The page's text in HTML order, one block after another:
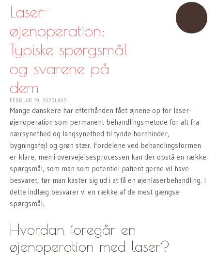
CONTENT
Laser-
øjenoperation:
Typiske spørgsmål
og svarene på
dem
FEBRUAR 19, 2020LARS
Mange danskere har efterhånden fået øjnene op for laser-
øjenoperation som permanent behandlingsmetode for alt fra
nærsynethed og langsynethed til tynde hornhinder,
bygningsfejl og grøn stær. Fordelene ved behandlingsformen
er klare, men i overvejelsesprocessen kan der opstå en række
spørgsmål, som man som potentiel patient gerne vil have
besvaret, før man kaster sig ud i at få en øjenlaserbehandling. I
dette indlæg besvarer vi en række af de mest gængse
spørgsmål.
Hvordan foregår en
øjenoperation med laser?